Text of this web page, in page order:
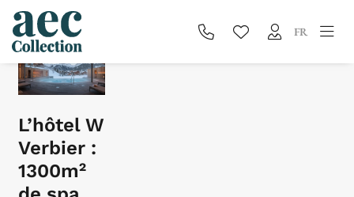
FR
Blog
L’hôtel W
Verbier :
1300m²